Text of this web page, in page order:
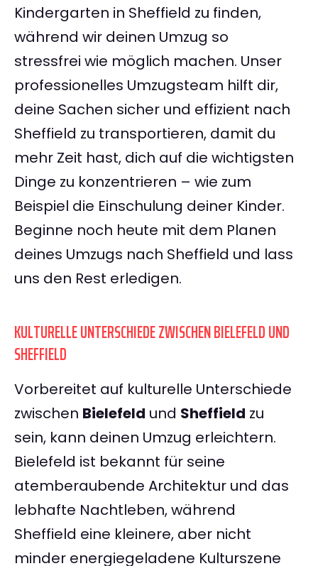
Kindergarten in Sheffield zu finden,
während wir deinen Umzug so
stressfrei wie möglich machen. Unser
professionelles Umzugsteam hilft dir,
deine Sachen sicher und effizient nach
Sheffield zu transportieren, damit du
mehr Zeit hast, dich auf die wichtigsten
Dinge zu konzentrieren – wie zum
Beispiel die Einschulung deiner Kinder.
Beginne noch heute mit dem Planen
deines Umzugs nach Sheffield und lass
uns den Rest erledigen.
KULTURELLE UNTERSCHIEDE ZWISCHEN BIELEFELD UND
SHEFFIELD
Vorbereitet auf kulturelle Unterschiede
zwischen Bielefeld und Sheffield zu
sein, kann deinen Umzug erleichtern.
Bielefeld ist bekannt für seine
atemberaubende Architektur und das
lebhafte Nachtleben, während
Sheffield eine kleinere, aber nicht
minder energiegeladene Kulturszene